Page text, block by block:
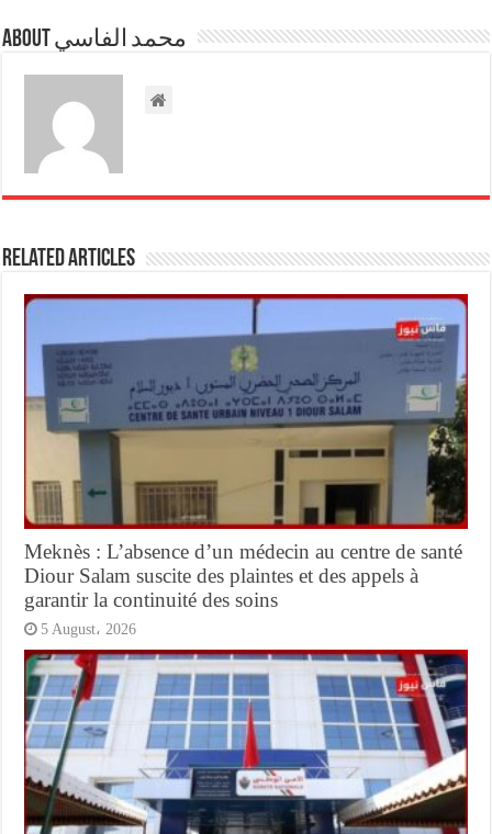
About محمد الفاسي
Related Articles
Meknès : L’absence d’un médecin au centre de santé
Diour Salam suscite des plaintes et des appels à
garantir la continuité des soins
5 August، 2026